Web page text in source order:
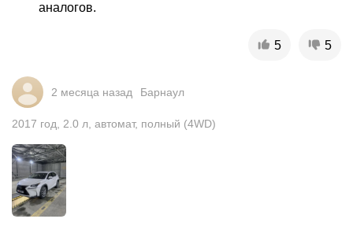
аналогов.
5 5
2 месяца назад Барнаул
2017 год 2.0 л автомат, полный (4WD)